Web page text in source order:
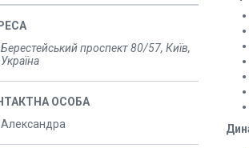
Берестейський проспект 80/57, Київ,
Україна
Александра